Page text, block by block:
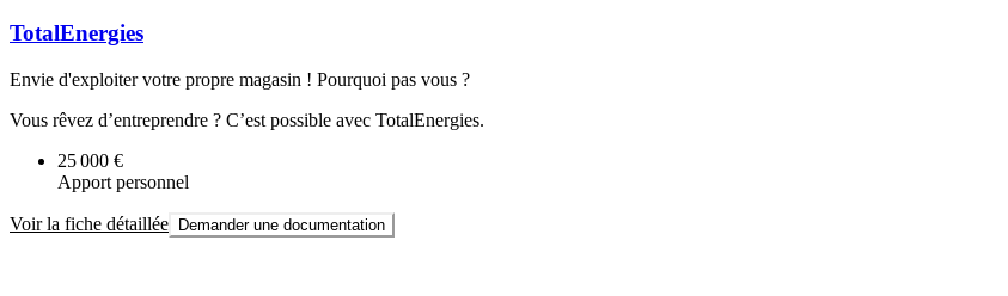
TotalEnergies
Envie d'exploiter votre propre magasin ! Pourquoi pas vous ?
Vous rêvez d’entreprendre ? C’est possible avec TotalEnergies.
25 000 €
Apport personnel
Voir la fiche détaillée Demander une documentation